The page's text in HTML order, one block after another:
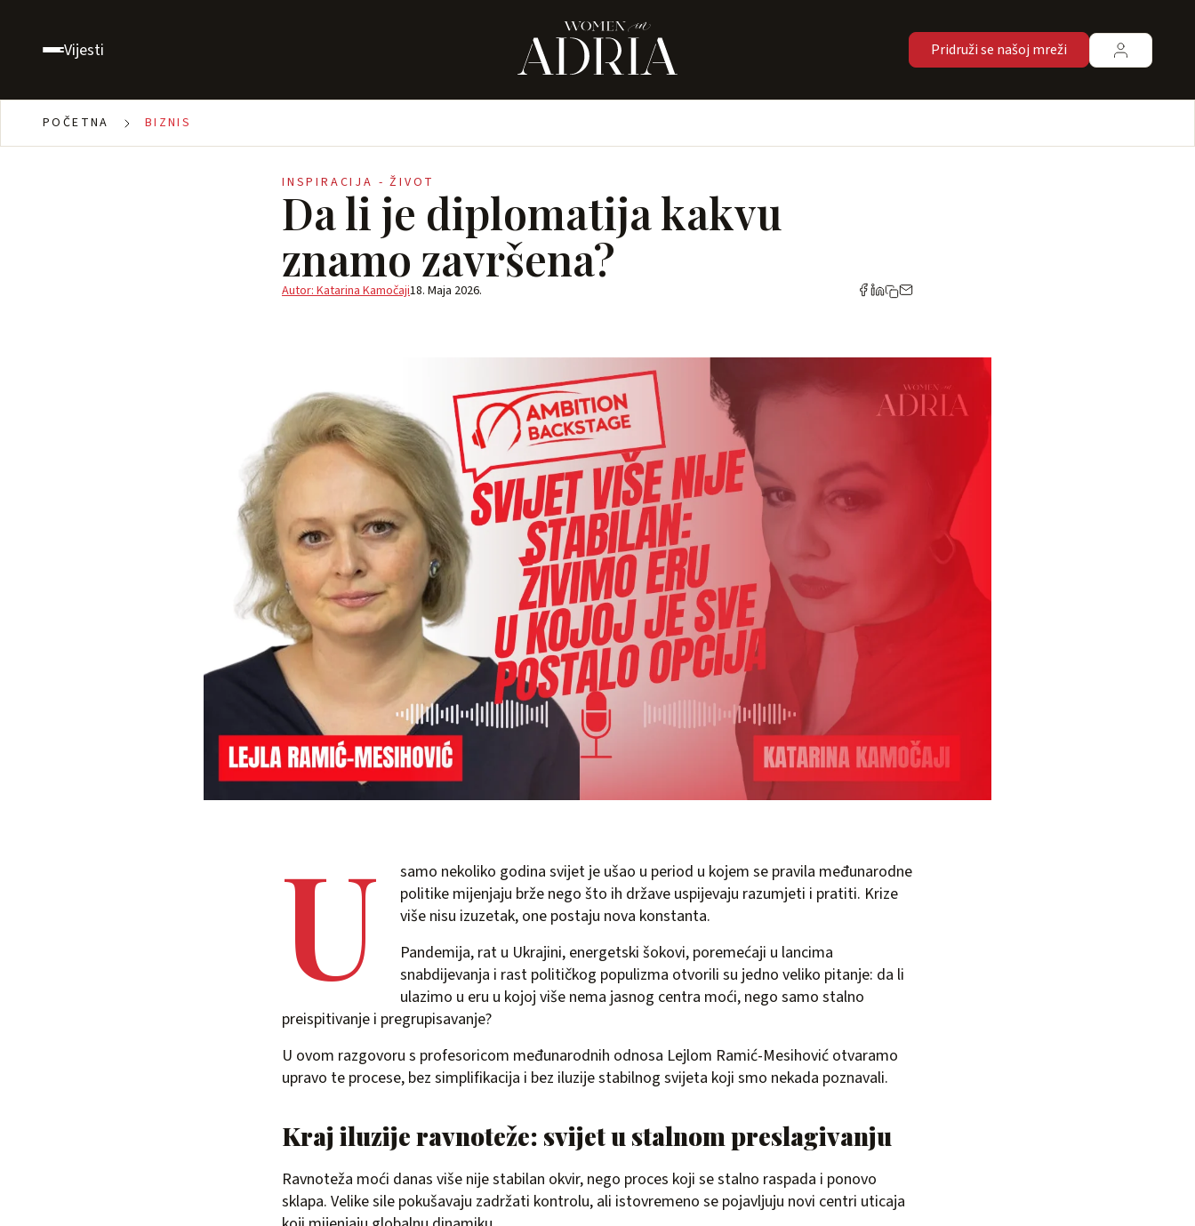
Vijesti Pridruži se našoj mreži
POČETNA BIZNIS
INSPIRACIJA - ŽIVOT
Da li je diplomatija kakvu
znamo završena?
Autor: Katarina Kamočaji18. Maja 2026.
U
samo nekoliko godina svijet je ušao u period u kojem se pravila međunarodne
politike mijenjaju brže nego što ih države uspijevaju razumjeti i pratiti. Krize
više nisu izuzetak, one postaju nova konstanta.
Pandemija, rat u Ukrajini, energetski šokovi, poremećaji u lancima
snabdijevanja i rast političkog populizma otvorili su jedno veliko pitanje: da li
ulazimo u eru u kojoj više nema jasnog centra moći, nego samo stalno
preispitivanje i pregrupisavanje?
U ovom razgovoru s profesoricom međunarodnih odnosa Lejlom Ramić-Mesihović otvaramo
upravo te procese, bez simplifikacija i bez iluzije stabilnog svijeta koji smo nekada poznavali.
Kraj iluzije ravnoteže: svijet u stalnom preslagivanju
Ravnoteža moći danas više nije stabilan okvir, nego proces koji se stalno raspada i ponovo
sklapa. Velike sile pokušavaju zadržati kontrolu, ali istovremeno se pojavljuju novi centri uticaja